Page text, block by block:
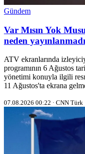
Gündem
Var Mısın Yok
neden
ATV ekranlarında
programının 6 Ağustos
yönetimi konuyla ilgili
11 Ağustos'ta ekrana
07.08.2026 00:22 · CNN Türk